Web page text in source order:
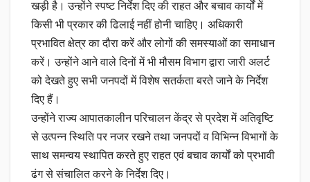
खड़ी है। उन्होंने स्पष्ट निर्देश दिए की राहत और बचाव कार्यों में
किसी भी प्रकार की ढिलाई नहीं होनी चाहिए। अधिकारी
प्रभावित क्षेत्र का दौरा करें और लोगों की समस्याओं का समाधान
करें। उन्होंने आने वाले दिनों में भी मौसम विभाग द्वारा जारी अलर्ट
को देखते हुए सभी जनपदों में विशेष सतर्कता बरते जाने के निर्देश
दिए हैं।
उन्होंने राज्य आपातकालीन परिचालन केंद्र से प्रदेश में अतिवृष्टि
से उत्पन्न स्थिति पर नजर रखने तथा जनपदों व विभिन्न विभागों के
साथ समन्वय स्थापित करते हुए राहत एवं बचाव कार्यों को प्रभावी
ढंग से संचालित करने के निर्देश दिए।